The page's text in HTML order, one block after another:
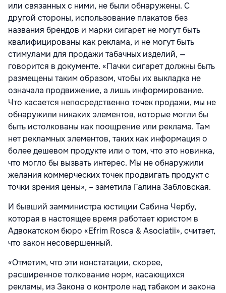
или связанных с ними, не были обнаружены. С
другой стороны, использование плакатов без
названия брендов и марки сигарет не могут быть
квалифицированы как реклама, и не могут быть
стимулами для продажи табачных изделий, —
говорится в документе. «Пачки сигарет должны быть
размещены таким образом, чтобы их выкладка не
означала продвижение, а лишь информирование.
Что касается непосредственно точек продажи, мы не
обнаружили никаких элементов, которые могли бы
быть истолкованы как поощрение или реклама. Там
нет рекламных элементов, таких как информация о
более дешевом продукте или о том, что это новинка,
что могло бы вызвать интерес. Мы не обнаружили
желания коммерческих точек продвигать продукт с
точки зрения цены», – заметила Галина Забловская.
И бывший замминистра юстиции Сабина Чербу,
которая в настоящее время работает юристом в
Адвокатском бюро «Efrim Rosca & Asociatii», считает,
что закон несовершенный.
«Отметим, что эти констатации, скорее,
расширенное толкование норм, касающихся
рекламы, из Закона о контроле над табаком и закона